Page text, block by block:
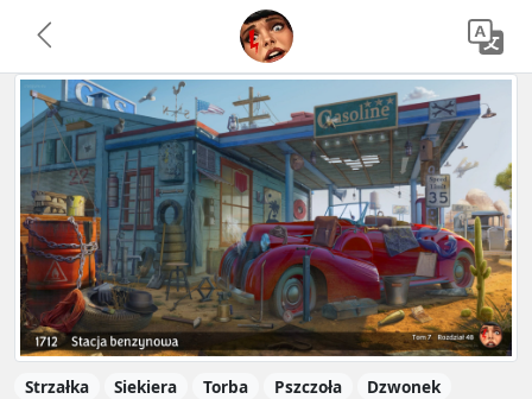
Strzałka Siekiera Torba Pszczoła
Dzwonek